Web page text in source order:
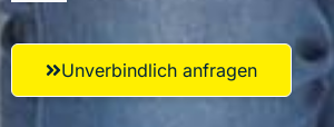
Unverbindlich anfragen